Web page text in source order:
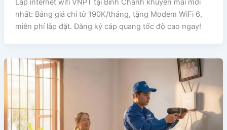
Lắp internet wifi VNPT tại Bình Chánh khuyến mãi mới
nhất: Bảng giá chỉ từ 190K/tháng, tặng Modem WiFi 6,
miễn phí lắp đặt. Đăng ký cáp quang tốc độ cao ngay!